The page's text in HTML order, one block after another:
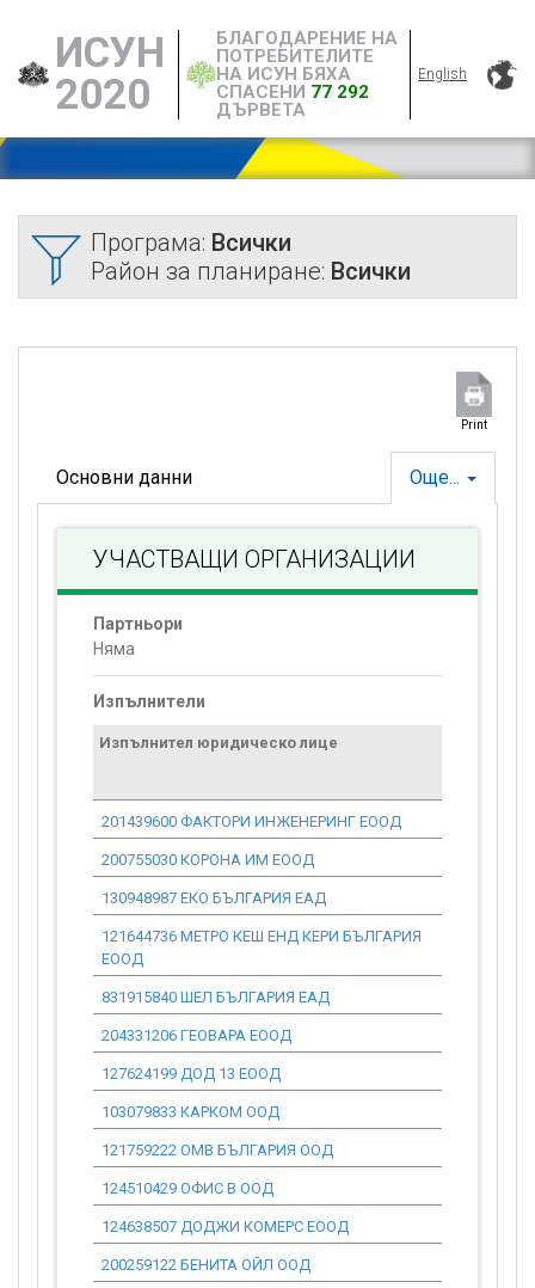
ИСУН
2020
БЛАГОДАРЕНИЕ НА
ПОТРЕБИТЕЛИТЕ
НА ИСУН БЯХА
СПАСЕНИ 77 292
ДЪРВЕТА
English
Програма: Всички
Район за планиране: Всички
Print
Още...
Основни данни
УЧАСТВАЩИ ОРГАНИЗАЦИИ
Партньори
Няма
Изпълнители
Изпълнител юридическо лице
201439600 ФАКТОРИ ИНЖЕНЕРИНГ ЕООД
200755030 КОРОНА ИМ ЕООД
130948987 ЕКО БЪЛГАРИЯ ЕАД
121644736 МЕТРО КЕШ ЕНД КЕРИ БЪЛГАРИЯ
ЕООД
831915840 ШЕЛ БЪЛГАРИЯ ЕАД
204331206 ГЕОВАРА ЕООД
127624199 ДОД 13 ЕООД
103079833 КАРКОМ ООД
121759222 ОМВ БЪЛГАРИЯ ООД
124510429 ОФИС В ООД
124638507 ДОДЖИ КОМЕРС ЕООД
200259122 БЕНИТА ОЙЛ ООД